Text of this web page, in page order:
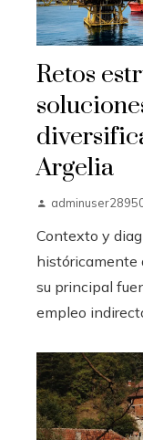
Retos
Argelia
Contexto y
históricamente
su principal
empleo